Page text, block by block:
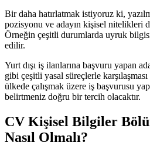
Bir daha hatırlatmak istiyoruz ki,
pozisyonu ve adayın kişisel nitelikleri
Örneğin çeşitli durumlarda uyruk
edilir.
Yurt dışı iş ilanlarına başvuru yapan
gibi çeşitli yasal süreçlerle
ülkede çalışmak üzere iş başvurusu
belirtmeniz doğru bir tercih olacaktır.
CV Kişisel Bilgiler
Nasıl Olmalı?